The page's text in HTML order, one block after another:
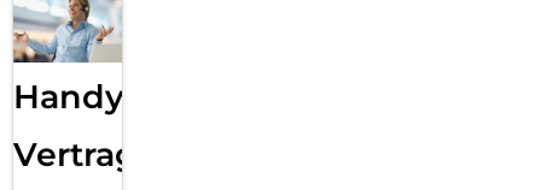
Handy
Vertragsabwicklung